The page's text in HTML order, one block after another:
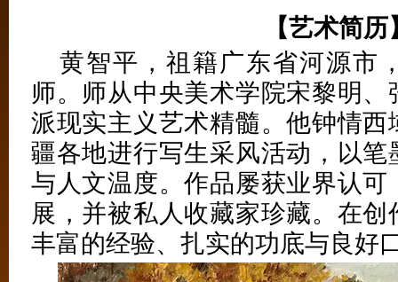
【艺术简历
黄智平，祖籍广东省河源市
师。师从中央美术学院宋黎明
派现实主义艺术精髓。他钟情
疆各地进行写生采风活动，以
与人文温度。作品屡获业界认
展，并被私人收藏家珍藏。在
丰富的经验、扎实的功底与良好